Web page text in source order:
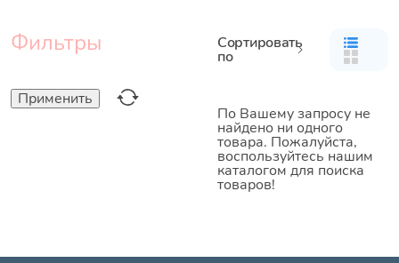
Фильтры Сортировать
по
По Вашему запросу не
найдено ни одного
товара. Пожалуйста,
воспользуйтесь нашим
каталогом для поиска
товаров!